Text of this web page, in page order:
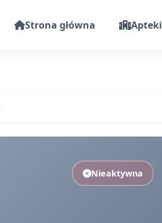
Strona główna Apteki
Nieaktywna